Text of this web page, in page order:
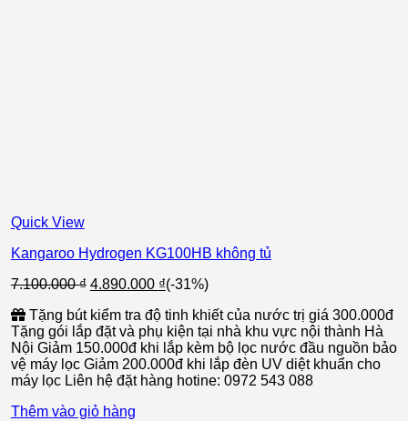
Quick View
Kangaroo Hydrogen KG100HB không tủ
7.100.000₫ Giá
là:
7.100.000 ₫.
4.890.000 ₫Giá
tại
là:
4.890.000 ₫.
(-31%)
Tặng bút kiểm tra độ tinh khiết của nước trị giá 300.000đ
Tặng gói lắp đặt và phụ kiện tại nhà khu vực nội thành Hà
Nội Giảm 150.000đ khi lắp kèm bộ lọc nước đầu nguồn bảo
vệ máy lọc Giảm 200.000đ khi lắp đèn UV diệt khuẩn cho
máy lọc Liên hệ đặt hàng hotine: 0972 543 088
Thêm vào giỏ hàng